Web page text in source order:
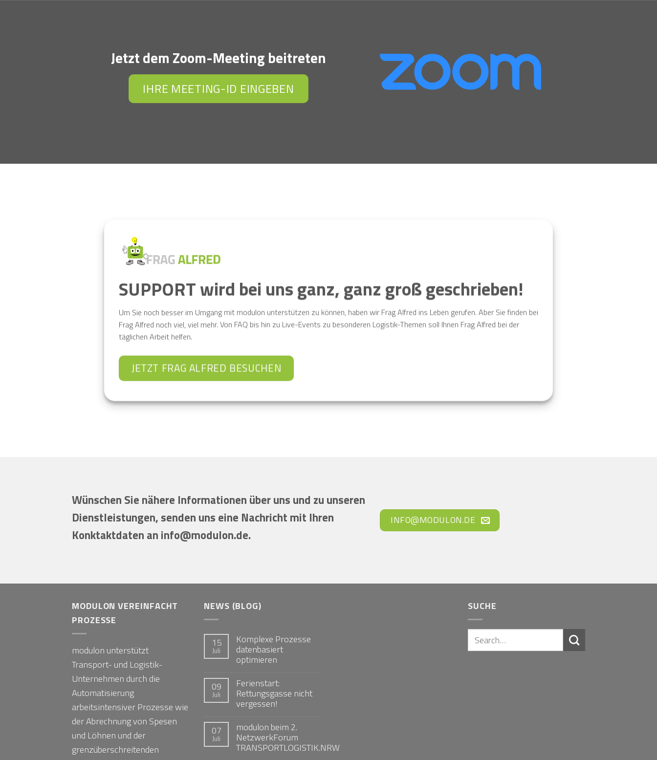
Jetzt dem Zoom-Meeting beitreten
IHRE MEETING-ID EINGEBEN
SUPPORT wird bei uns ganz, ganz groß geschrieben!
Um Sie noch besser im Umgang mit modulon unterstützen zu können, haben wir Frag Alfred ins Leben gerufen. Aber Sie finden bei
Frag Alfred noch viel, viel mehr. Von FAQ bis hin zu Live-Events zu besonderen Logistik-Themen soll Ihnen Frag Alfred bei der
täglichen Arbeit helfen.
JETZT FRAG ALFRED BESUCHEN
Wünschen Sie nähere Informationen über uns und zu unseren
Dienstleistungen, senden uns eine Nachricht mit Ihren
Konktaktdaten an info@modulon.de.
INFO@MODULON.DE
MODULON VEREINFACHT
PROZESSE
modulon unterstützt
Transport- und Logistik-
Unternehmen durch die
Automatisierung
arbeitsintensiver Prozesse wie
der Abrechnung von Spesen
und Löhnen und der
grenzüberschreitenden
NEWS (BLOG)
15
Juli
Komplexe Prozesse
datenbasiert
optimieren
09
Juli
Ferienstart:
Rettungsgasse nicht
vergessen!
07
Juli
modulon beim 2.
NetzwerkForum
TRANSPORTLOGISTIK.NRW
SUCHE